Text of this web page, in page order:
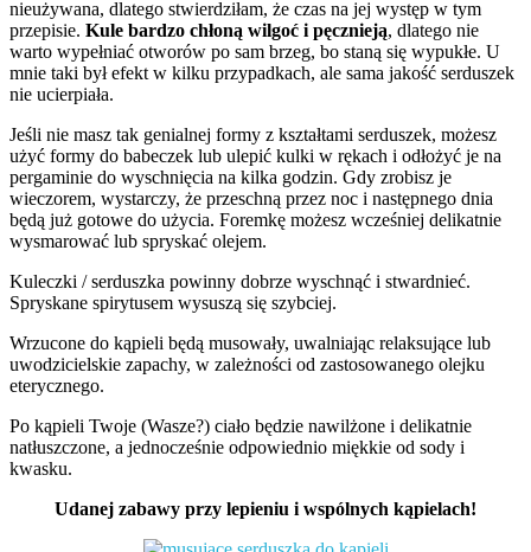
nieużywana, dlatego stwierdziłam, że czas na jej występ w tym
przepisie. Kule bardzo chłoną wilgoć i pęcznieją, dlatego nie
warto wypełniać otworów po sam brzeg, bo staną się wypukłe. U
mnie taki był efekt w kilku przypadkach, ale sama jakość serduszek
nie ucierpiała.
Jeśli nie masz tak genialnej formy z kształtami serduszek, możesz
użyć formy do babeczek lub ulepić kulki w rękach i odłożyć je na
pergaminie do wyschnięcia na kilka godzin. Gdy zrobisz je
wieczorem, wystarczy, że przeschną przez noc i następnego dnia
będą już gotowe do użycia. Foremkę możesz wcześniej delikatnie
wysmarować lub spryskać olejem.
Kuleczki / serduszka powinny dobrze wyschnąć i stwardnieć.
Spryskane spirytusem wysuszą się szybciej.
Wrzucone do kąpieli będą musowały, uwalniając relaksujące lub
uwodzicielskie zapachy, w zależności od zastosowanego olejku
eterycznego.
Po kąpieli Twoje (Wasze?) ciało będzie nawilżone i delikatnie
natłuszczone, a jednocześnie odpowiednio miękkie od sody i
kwasku.
Udanej zabawy przy lepieniu i wspólnych kąpielach!